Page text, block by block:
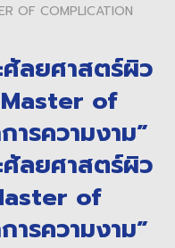
OF COMPLICATION
ศัลยศาสตร์ผิว
of
รความงาม”
ศัลยศาสตร์ผิว
of
รความงาม”